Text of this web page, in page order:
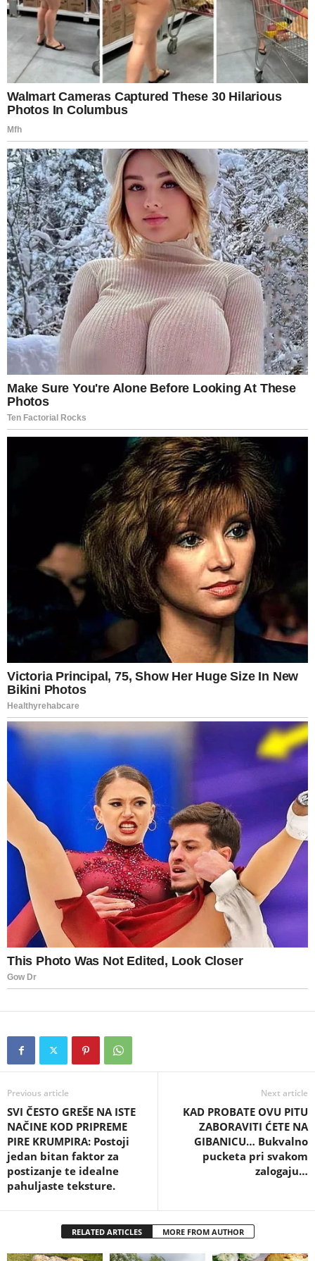
Previous article
SVI ČESTO GREŠE NA ISTE
NAČINE KOD PRIPREME
PIRE KRUMPIRA: Postoji
jedan bitan faktor za
postizanje te idealne
pahuljaste teksture.
Next article
KAD PROBATE OVU PITU
ZABORAVITI ĆETE NA
GIBANICU… Bukvalno
pucketa pri svakom
zalogaju…
RELATED ARTICLES MORE FROM AUTHOR